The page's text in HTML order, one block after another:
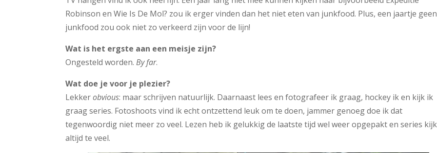
Robinson en Wie Is De Mol? zou ik erger vinden dan het niet eten van junkfood. Plus, een jaartje geen
junkfood zou ook niet zo verkeerd zijn voor de lijn!
Wat is het ergste aan een meisje zijn?
Ongesteld worden.By far.
Wat doe je voor je plezier?
Lekkerobvious: maar schrijven natuurlijk. Daarnaast lees en fotografeer ik graag, hockey ik en kijk ik
graag series. Fotoshoots vind ik echt ontzettend leuk om te doen, jammer genoeg doe ik dat
tegenwoordig niet meer zo veel. Lezen heb ik gelukkig de laatste tijd wel weer opgepakt en series
altijd te veel.